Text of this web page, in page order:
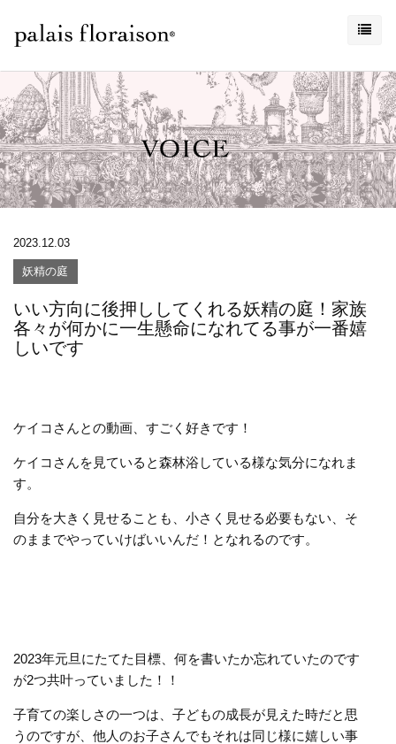
2023.12.03
妖精の庭
いい方向に後押ししてくれる妖精の庭！家族
各々が何かに一生懸命になれてる事が一番嬉
しいです
ケイコさんとの動画、すごく好きです！
ケイコさんを見ていると森林浴している様な気分になれま
す。
自分を大きく見せることも、小さく見せる必要もない、そ
のままでやっていけばいいんだ！となれるのです。
2023年元旦にたてた目標、何を書いたか忘れていたのです
が2つ共叶っていました！！
子育ての楽しさの一つは、子どもの成長が見えた時だと思
うのですが、他人のお子さんでもそれは同じ様に嬉しい事